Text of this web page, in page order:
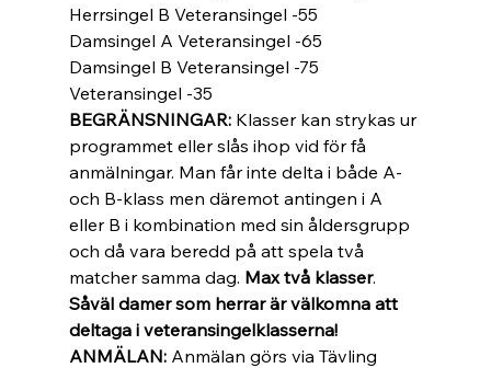
Herrsingel B Veteransingel -55
Damsingel A Veteransingel -65
Damsingel B Veteransingel -75
Veteransingel -35
BEGRÄNSNINGAR: Klasser kan strykas ur
programmet eller slås ihop vid för få
anmälningar. Man får inte delta i både A-
och B-klass men däremot antingen i A
eller B i kombination med sin åldersgrupp
och då vara beredd på att spela två
matcher samma dag. Max två klasser.
Såväl damer som herrar är välkomna att
deltaga i veteransingelklasserna!
ANMÄLAN: Anmälan görs via Tävling